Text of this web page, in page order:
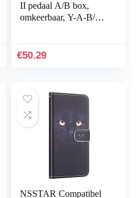
II pedaal A/B box,
omkeerbaar, Y-A-B/A-
€50.29
NSSTAR Compatibel